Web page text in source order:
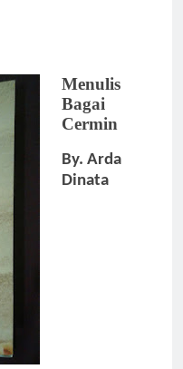
Menulis
Bagai
Cermin
By. Arda
Dinata